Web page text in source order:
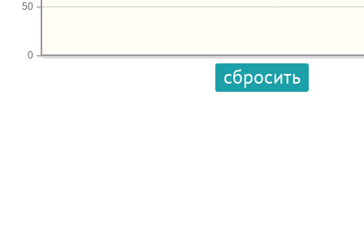
0
50
сбросить